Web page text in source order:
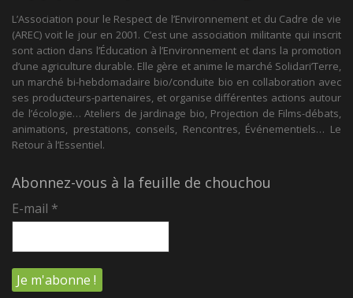
L’Association pour le Respect de l’Environnement et du Cadre de vie
(AREC) voit le jour en 2001. C’est une association militante qui inscrit
sont action dans l’Éducation à l’Environnement et dans la promotion
d’une agriculture durable. Elle gère et anime le marché Solidari’Terre,
un marché bi-hebdomadaire bio/conduite bio en collaboration avec
ses producteurs-partenaires, et organise différentes actions autour
de l’écologie… Ateliers de jardinage bio, Projection de Films-débats,
animations, prestations, conseils, Rencontres, Événementiels… Le
Retour à l’Essentiel.
Abonnez-vous à la feuille de chouchou
E-mail *